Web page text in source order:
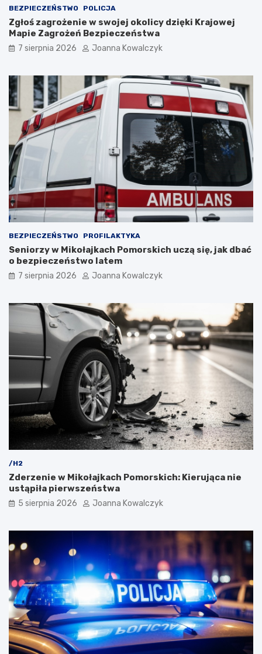
BEZPIECZEŃSTWO POLICJA
Zgłoś zagrożenie w swojej okolicy dzięki Krajowej
Mapie Zagrożeń Bezpieczeństwa
7 sierpnia 2026 Joanna Kowalczyk
BEZPIECZEŃSTWO PROFILAKTYKA
Seniorzy w Mikołajkach Pomorskich uczą się, jak dbać
o bezpieczeństwo latem
7 sierpnia 2026 Joanna Kowalczyk
/H2
Zderzenie w Mikołajkach Pomorskich: Kierująca nie
ustąpiła pierwszeństwa
5 sierpnia 2026 Joanna Kowalczyk